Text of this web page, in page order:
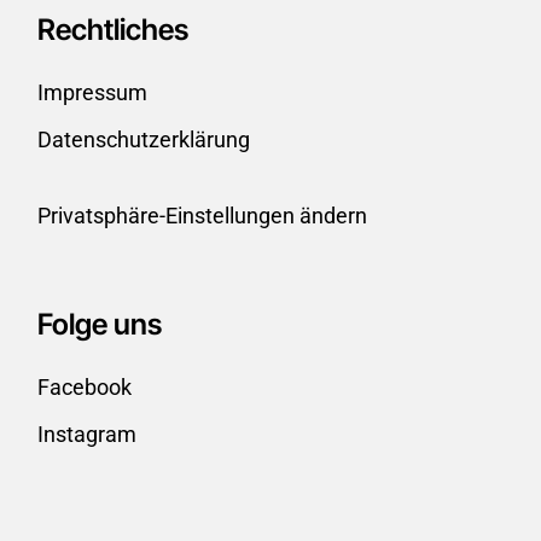
Wir dürfen nicht warten, bis
andere die Strukturen
schaffen, wir müssen selbst
Rechtliches
Impressum
Datenschutzerklärung
Privatsphäre-Einstellungen ändern
Folge uns
Facebook
Instagram